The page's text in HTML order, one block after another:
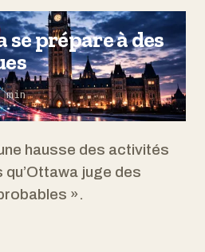
prépare à des
min
hausse des activités
juge des
».